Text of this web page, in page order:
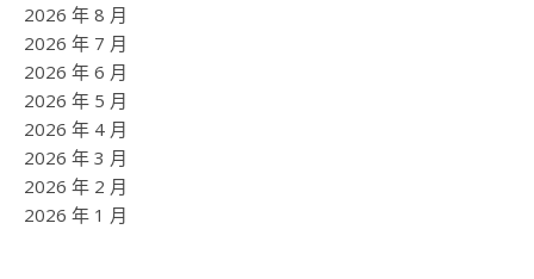
2026 年 8 月
2026 年 7 月
2026 年 6 月
2026 年 5 月
2026 年 4 月
2026 年 3 月
2026 年 2 月
2026 年 1 月